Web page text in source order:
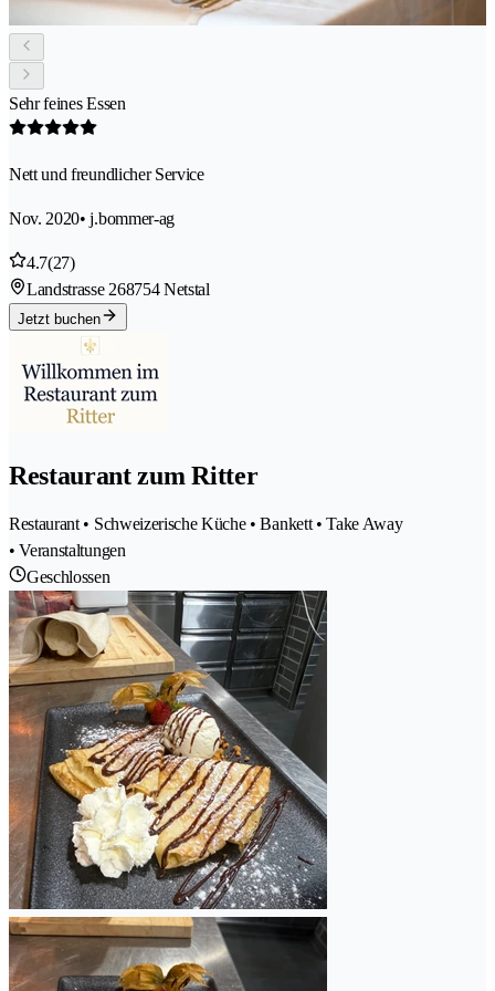
Sehr feines Essen
Nett und freundlicher Service
Nov. 2020• j.bommer-ag
4.7(27)
Landstrasse 268754 Netstal
Jetzt buchen
Restaurant zum Ritter
Restaurant • Schweizerische Küche • Bankett • Take Away
• Veranstaltungen
Geschlossen